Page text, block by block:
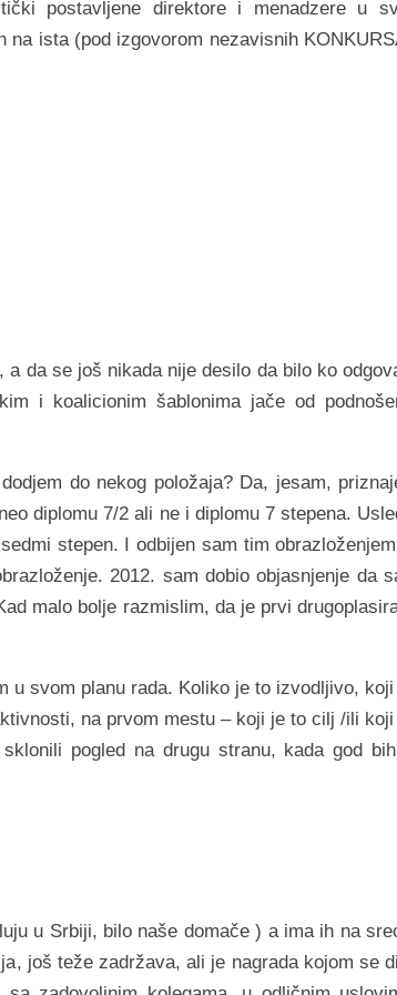
postavljene direktore i menadzere u
ista (pod izgovorom nezavisnih
da se još nikada nije desilo da bilo ko
i koalicionim šablonima jače od
do nekog položaja? Da, jesam,
diplomu 7/2 ali ne i diplomu 7 stepena.
stepen. I odbijen sam tim
2012. sam dobio objasnjenje da
malo bolje razmislim, da je prvi
u svom planu rada. Koliko je to izvodljivo,
na prvom mestu – koji je to cilj /ili
pogled na drugu stranu, kada god
u Srbiji, bilo naše domače ) a ima ih na
još teže zadržava, ali je nagrada kojom se